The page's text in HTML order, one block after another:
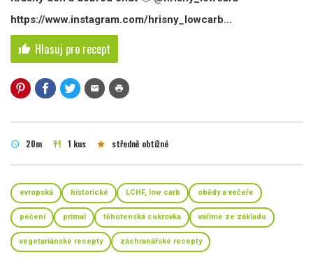
https://www.instagram.com/hrisny_lowcarb...
thumb_up Hlasuj pro recept
mail print
schedule 20m restaurant 1 kus star středně obtížné
evropská historické LCHF, low carb obědy a večeře
pečení primal těhotenská cukrovka vaříme ze základu
vegetariánské recepty záchranářské recepty